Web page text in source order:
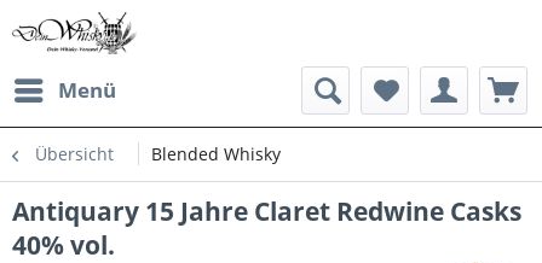
Menü
Übersicht Blended Whisky
Antiquary 15 Jahre Claret Redwine Casks
40% vol.